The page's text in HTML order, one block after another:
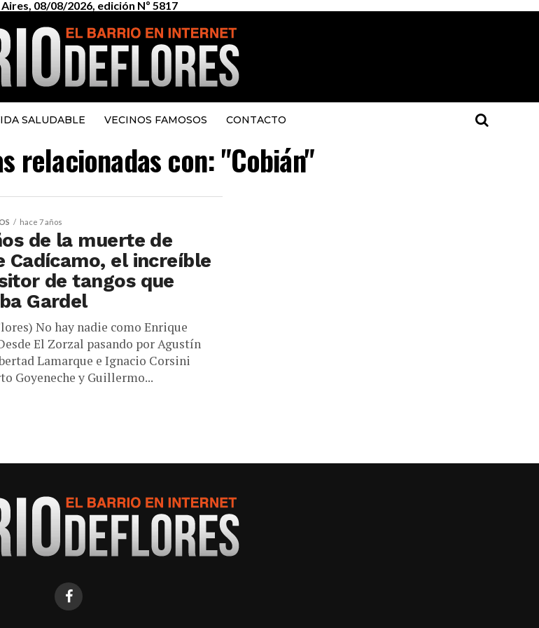
08/08/2026, edición Nº 5817
SALUDABLE VECINOS FAMOSOS CONTACTO
relacionadas con: "Cobián"
hace 7 años
de la muerte de
Cadícamo, el increíble
de tangos que
Gardel
No hay nadie como Enrique
El Zorzal pasando por Agustín
Lamarque e Ignacio Corsini
Goyeneche y Guillermo...